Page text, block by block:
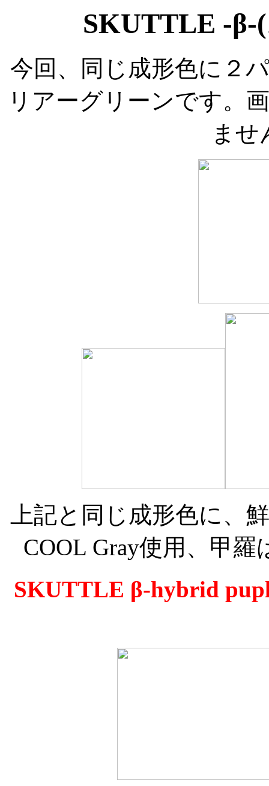
SKUTTLE -β-
今回、同じ成形色に２
リアーグリーンです。
ませ
上記と同じ成形色に、
COOL Gray使用、甲
SKUTTLE β-hybrid